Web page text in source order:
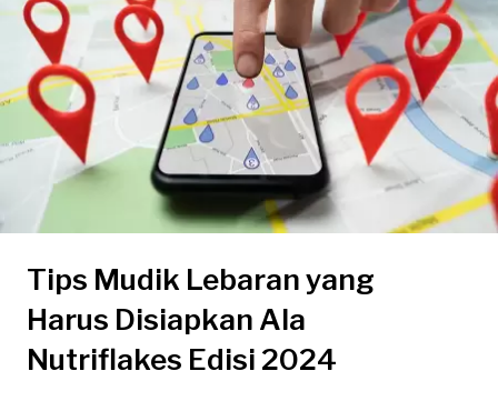
Tips Mudik Lebaran yang
Harus Disiapkan Ala
Nutriflakes Edisi 2024